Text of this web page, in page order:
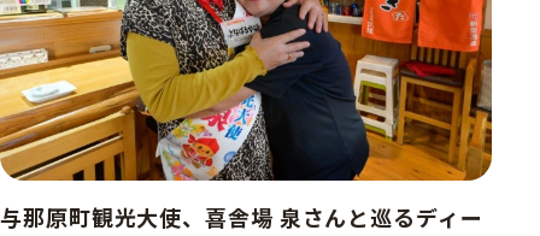
与那原町観光大使、喜舎場 泉さんと巡るディー